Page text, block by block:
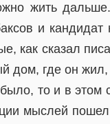
жить
и кандидат
как сказал
дом, где он жил,
то и в этом
мыслей